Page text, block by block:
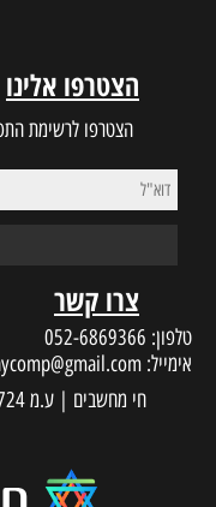
הצטרפו אלינו
הצטרפו לרשימת
צרו קשר
טלפון: 052-6869366
אימייל:
חי מחשבים | ע.מ 025574724 | האלונים 66, יוקנעם עילית